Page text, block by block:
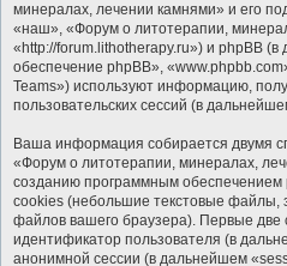
минералах, лечении камнями» и его
«наш», «Форум о литотерапии,
«http://forum.lithotherapy.ru») и phpBB
обеспечение phpBB»,
Teams») используют информацию,
пользовательских сессий (в
Ваша информация собирается двумя
«Форум о литотерапии, минералах,
созданию программным обеспечением
cookies (небольшие текстовые файлы,
файлов вашего браузера). Первые две
идентификатор пользователя (в
анонимной сессии (в дальнейшем